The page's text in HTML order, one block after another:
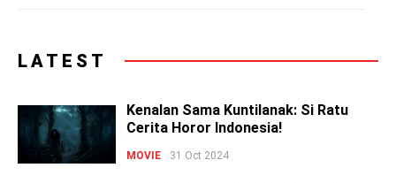
LATEST
Kenalan Sama Kuntilanak: Si Ratu
Cerita Horor Indonesia!
MOVIE 31 Oct 2024